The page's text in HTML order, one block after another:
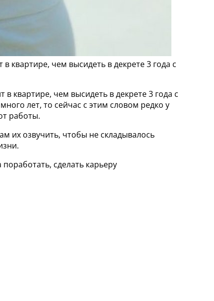
квартире, чем высидеть в декрете 3 года с
квартире, чем высидеть в декрете 3 года с
лет, то сейчас с этим словом редко у
работы.
их озвучить, чтобы не складывалось
сделать карьеру